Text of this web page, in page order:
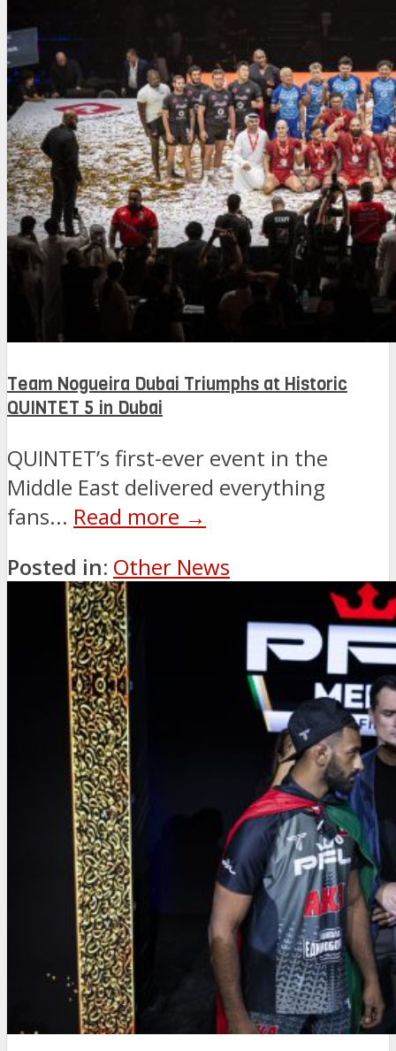
Team Nogueira Dubai Triumphs at Historic
QUINTET 5 in Dubai
QUINTET’s first-ever event in the
Middle East delivered everything
fans... Read more →
Posted in: Other News